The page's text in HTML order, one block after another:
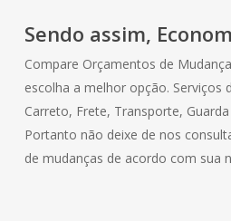
Sendo assim,
Compare Orçamentos de
escolha a melhor opção. Serviços
Carreto, Frete, Transporte,
Portanto não deixe de nos
de mudanças de acordo com sua